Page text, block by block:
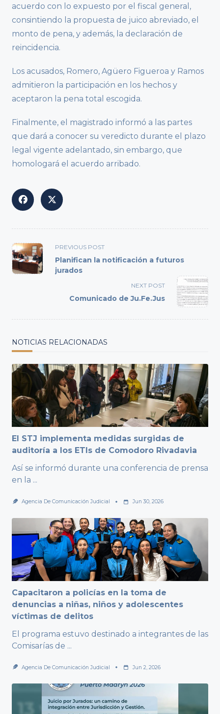
acuerdo con lo expuesto por el fiscal general,
consintiendo la propuesta de juico abreviado, el
monto de pena, y además, la declaración de
reincidencia.
Los acusados, Romero, Agüero Figueroa y Ramos
admitieron la participación en los hechos y
aceptaron la pena total escogida.
Finalmente, el magistrado informó a las partes
que dará a conocer su veredicto durante el plazo
legal vigente adelantado, sin embargo, que
homologará el acuerdo arribado.
<span
class="nav-
subtitle
PREVIOUS POST
Planifican la notificación a futuros
jurados
NEXT POST
Comunicado de Ju.Fe.Jus
NOTICIAS RELACIONADAS
El STJ implementa medidas surgidas de
auditoría a los ETIs de Comodoro Rivadavia
Así se informó durante una conferencia de prensa
en la ...
Agencia De Comunicación Judicial Jun 30, 2026
Capacitaron a policías en la toma de
denuncias a niñas, niños y adolescentes
víctimas de delitos
El programa estuvo destinado a integrantes de las
Comisarías de ...
Agencia De Comunicación Judicial Jun 2, 2026